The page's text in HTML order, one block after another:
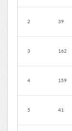
2 39
3 162
4 159
5 41